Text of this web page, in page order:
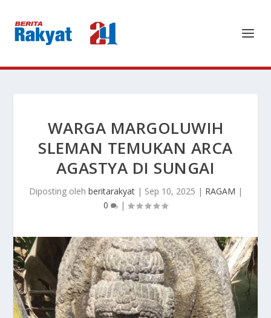
WARGA MARGOLUWIH
SLEMAN TEMUKAN ARCA
AGASTYA DI SUNGAI
Diposting oleh beritarakyat| Sep 10, 2025 | RAGAM |
0
|